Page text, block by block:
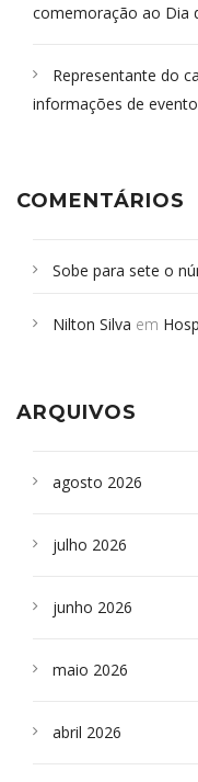
comemoração ao Dia
Representante do
informações de
COMENTÁRIOS
Sobe para sete o
Campoformosenses
Nilton Silva em
ARQUIVOS
agosto 2026
julho 2026
junho 2026
maio 2026
abril 2026